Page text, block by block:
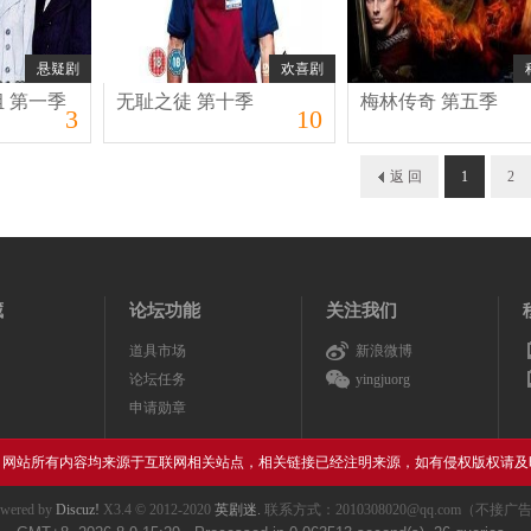
悬疑剧
第一季
3
欢喜剧
无耻之徒 第十季
10
梅林传奇 第五季
1 2
返 回
论坛功能
道具市场
论坛任务
申请勋章
关注我们
新浪微博
yingjuorg
站所有内容均来源于互联网相关站点，相关链接已经注明来源，如有侵权版权请
by Discuz! X3.4 © 2012-2020 英剧迷. 联系方式：2010308020@qq.com（不接广